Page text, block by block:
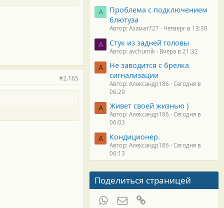
#2.165
А
Проблема с подключением
блютуза
Автор: Азамат727 Четверг в 13:30
A Стук из задней головы
Автор: avchumik Вчера в 21:32
А
Не заводится с брелка
сигнализации
Автор: Александр186
Сегодня в
06:29
А Живет своей жизнью )
Автор: Александр186
Сегодня в
06:03
А Кондиционер.
Автор: Александр186
Сегодня в
06:13
Поделиться страницей
WhatsAppЭлектронная почта